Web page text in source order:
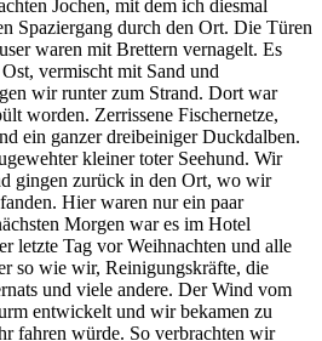
Jochen, mit dem ich diesmal
Spaziergang durch den Ort. Die Türen
waren mit Brettern vernagelt. Es
vermischt mit Sand und
wir runter zum Strand. Dort war
worden. Zerrissene Fischernetze,
ein ganzer dreibeiniger Duckdalben.
kleiner toter Seehund. Wir
gingen zurück in den Ort, wo wir
Hier waren nur ein paar
Morgen war es im Hotel
letzte Tag vor Weihnachten und alle
so wie wir, Reinigungskräfte, die
und viele andere. Der Wind vom
entwickelt und wir bekamen zu
fahren würde. So verbrachten wir